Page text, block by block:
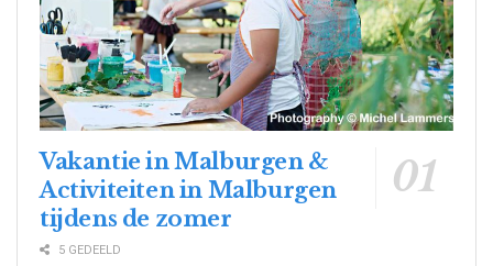
Vakantie in Malburgen &
Activiteiten in Malburgen
tijdens de zomer
5 GEDEELD